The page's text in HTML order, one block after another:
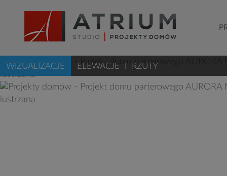
WIZUALIZACJE ELEWACJE RZUTY